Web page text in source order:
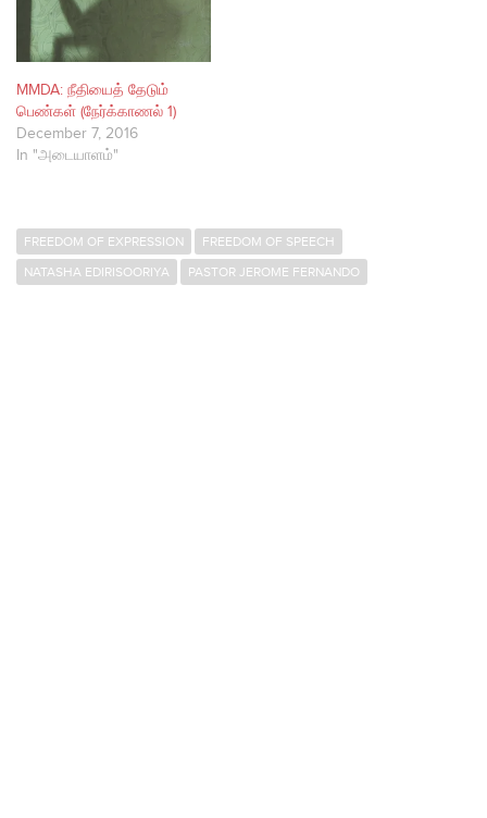
MMDA: நீதியைத் தேடும்
பெண்கள் (நேர்க்காணல் 1)
December 7, 2016
In "அடையாளம்"
FREEDOM OF EXPRESSION
FREEDOM OF SPEECH
NATASHA EDIRISOORIYA
PASTOR JEROME FERNANDO